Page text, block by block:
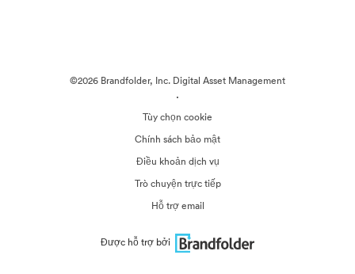
©2026 Brandfolder, Inc. Digital Asset Management
·
Tùy chọn cookie
Chính sách bảo mật
Điều khoản dịch vụ
Trò chuyện trực tiếp
Hỗ trợ email
Được hỗ trợ bởi